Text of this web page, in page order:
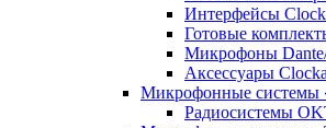
Интерфейсы
Готовые
Микрофоны
Аксессуары
Микрофонные системы
Радиосистемы